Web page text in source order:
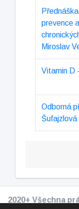
prevence
Miroslav
Vitamin D
Odborná
Šufajzlová
2020+ Všechna